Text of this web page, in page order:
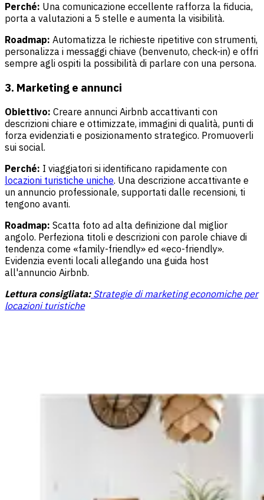
Perché: Una comunicazione eccellente rafforza la fiducia,
porta a valutazioni a 5 stelle e aumenta la visibilità.
Roadmap: Automatizza le richieste ripetitive con strumenti,
personalizza i messaggi chiave (benvenuto, check-in) e offri
sempre agli ospiti la possibilità di parlare con una persona.
3. Marketing e annunci
Obiettivo: Creare annunci Airbnb accattivanti con
descrizioni chiare e ottimizzate, immagini di qualità, punti di
forza evidenziati e posizionamento strategico. Promuoverli
sui social.
Perché: I viaggiatori si identificano rapidamente con
locazioni turistiche uniche. Una descrizione accattivante e
un annuncio professionale, supportati dalle recensioni, ti
tengono avanti.
Roadmap: Scatta foto ad alta definizione dal miglior
angolo. Perfeziona titoli e descrizioni con parole chiave di
tendenza come «family-friendly» ed «eco-friendly».
Evidenzia eventi locali allegando una guida host
all'annuncio Airbnb.
Lettura consigliata:Strategie di marketing economiche per
locazioni turistiche